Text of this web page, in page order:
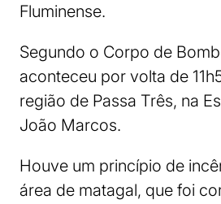
Fluminense.
Segundo o Corpo de
aconteceu por volta de
região de Passa Três, na
João Marcos.
Houve um princípio de
área de matagal, que foi